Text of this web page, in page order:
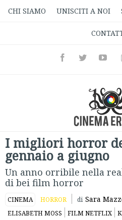
CHI SIAMO UNISCITI A NOI
FacebookTwitter
I migliori horror
gennaio a giugno
Un anno orribile nella
di bei film horror
CINEMA HORROR di Sara
ELISABETH MOSS FILM NETFLIX